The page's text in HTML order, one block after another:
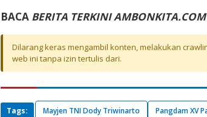
BACA BERITA TERKINI
Dilarang keras mengambil konten, melakukan
web ini tanpa izin tertulis dari.
Tags: Mayjen TNI Dody Triwinarto Pangdam XV